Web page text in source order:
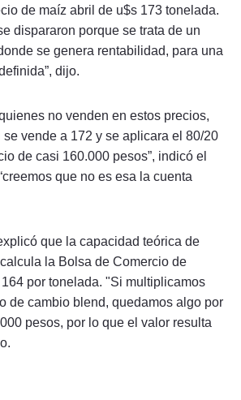
de maíz abril de u$s 173 tonelada.
dispararon porque se trata de un
se genera rentabilidad, para una
dijo.
no venden en estos precios,
vende a 172 y se aplicara el 80/20
de casi 160.000 pesos”, indicó el
que no es esa la cuenta
que la capacidad teórica de
la Bolsa de Comercio de
por tonelada. "Si multiplicamos
de cambio blend, quedamos algo por
pesos, por lo que el valor resulta